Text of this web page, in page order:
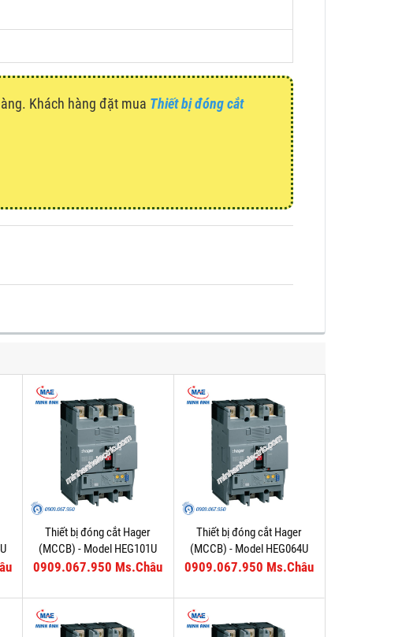
Khách hàng đặt mua Thiết bị đóng cắt
Thiết bị đóng cắt Hager
(MCCB) - Model HEG101U
0909.067.950 Ms.Châu
Thiết bị đóng cắt Hager
(MCCB) - Model HEG064U
0909.067.950 Ms.Châu